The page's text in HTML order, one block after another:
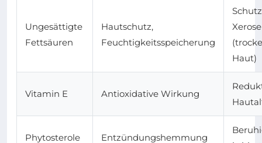
Ungesättigte
Fettsäuren
Hautschutz,
Feuchtigkeitsspeicherung
Xerose
Haut)
Vitamin E Antioxidative Wirkung
Phytosterole Entzündungshemmung